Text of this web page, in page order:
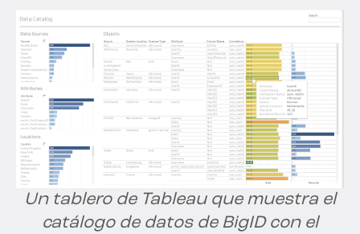
Un tablero de Tableau que muestra el
catálogo de datos de BigID con el